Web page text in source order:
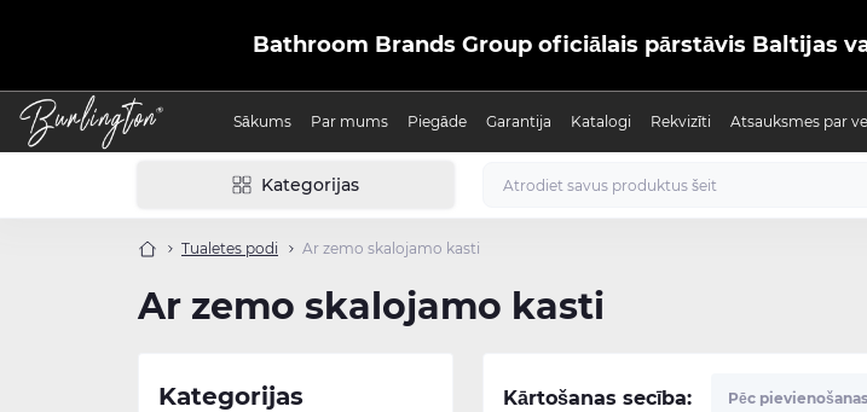
Bathroom Brands Group oficiālais pārstāvis Baltijas
Sākums Par mums Piegāde Garantija Katalogi Rekvizīti Atsauksmes par
Kategorijas
Tualetes podi Ar zemo skalojamo kasti
Ar zemo skalojamo kasti
Kategorijas Kārtošanas secība: